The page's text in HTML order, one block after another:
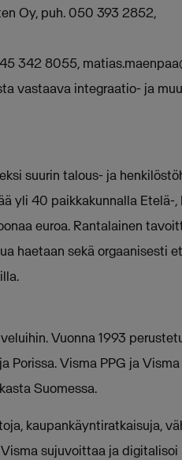
Oy, puh. 050 393 2852,
342 8055,
vastaava integraatio- ja
suurin talous- ja
yli 40 paikkakunnalla Etelä-,
euroa. Rantalainen
haetaan sekä orgaanisesti
Vuonna 1993
Porissa. Visma PPG ja
Suomessa.
kaupankäyntiratkaisuja,
sujuvoittaa ja digitalisoi